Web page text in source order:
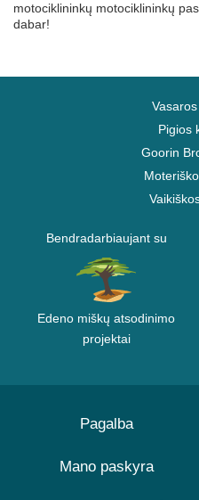
motociklininkų motociklininkų
dabar!
Pigios
Goorin
Bendradarbiaujant su
Edeno miškų atsodinimo
projektai
Pagalba
Mano paskyra